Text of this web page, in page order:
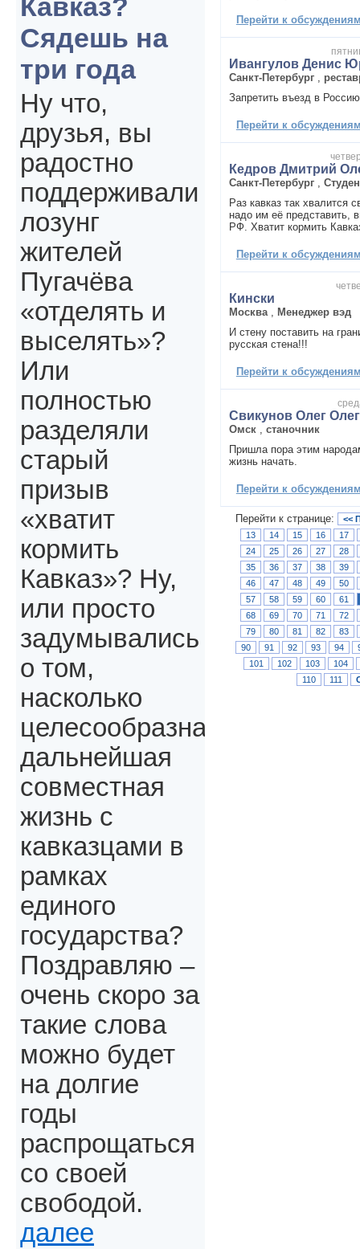
Перейти к
Ивангулов Денис
Санкт-Петербург
Запретить въезд в
Перейти к
Кедров Дмитрий
Санкт-Петербург
Раз кавказ так хвалится
надо им её представить,
РФ. Хватит кормить
Перейти к
Кински
Москва
Менеджер вэд
И стену поставить на
русская стена!!!
Перейти к
Свикунов Олег
Омск
станочник
Пришла пора этим
жизнь начать.
Перейти к
Перейти к странице:
<<
13
14 15 16
17
24
25 26 27
28
35
36 37 38
39
46
47 48 49
50
57
58 59 60
61
68
69 70 71
72
79
80 81 82
83
90
91 92 93 94
101
102 103
104
110
111
Кавказ?
Сядешь на
три года
Ну что,
друзья, вы
радостно
поддерживали
лозунг
жителей
Пугачёва
«отделять и
выселять»?
Или
полностью
разделяли
старый
призыв
«хватит
кормить
Кавказ»? Ну,
или просто
задумывались
о том,
насколько
целесообразна
дальнейшая
совместная
жизнь с
кавказцами в
рамках
единого
государства?
Поздравляю –
очень скоро за
такие слова
можно будет
на долгие
годы
распрощаться
со своей
свободой.
далее